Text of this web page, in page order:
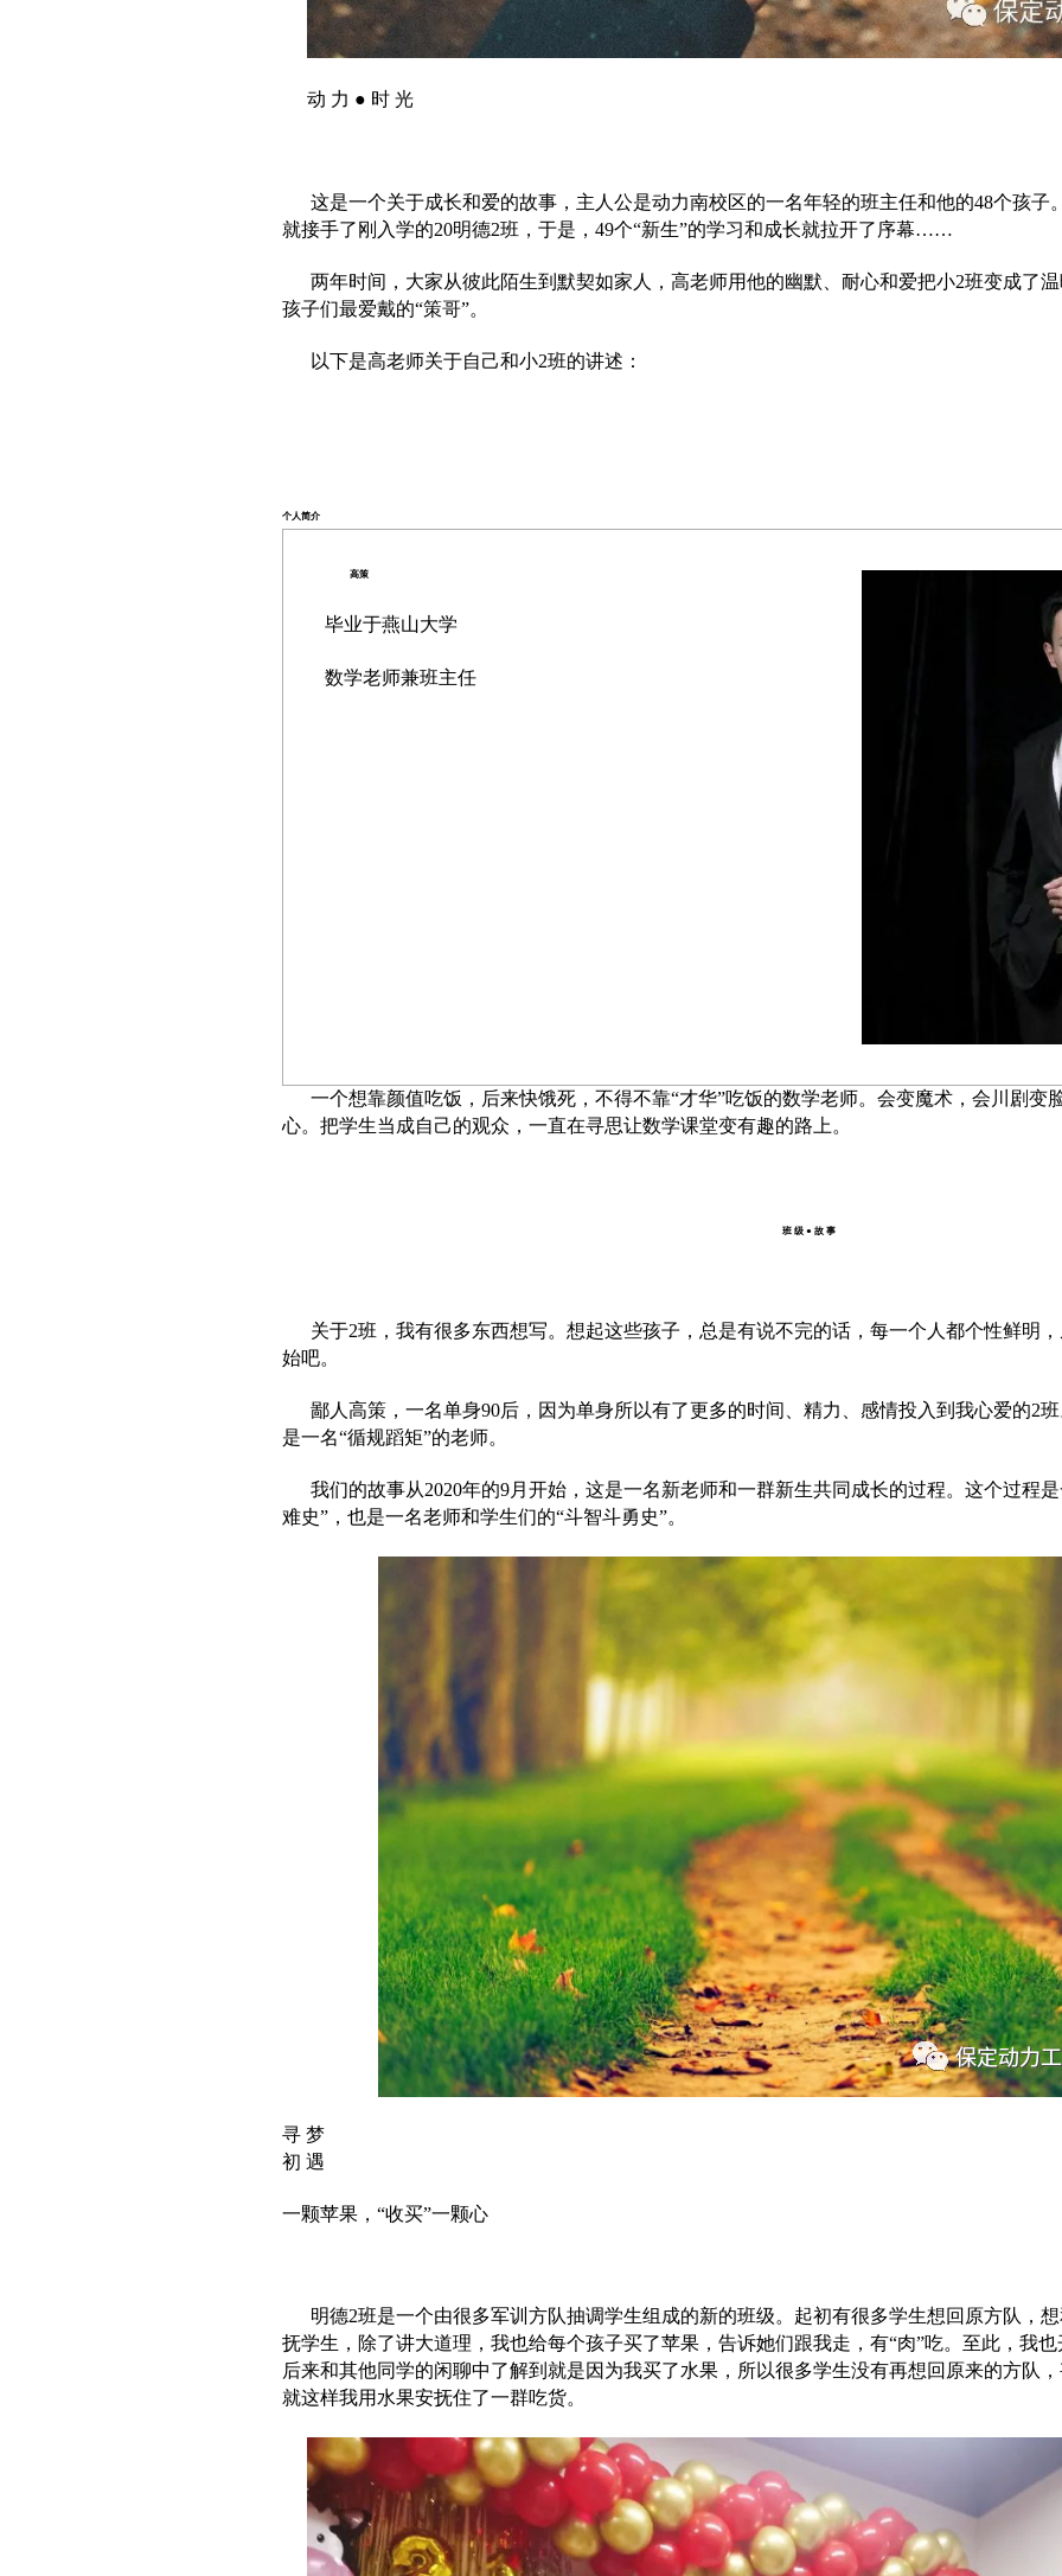
动 力 ● 时 光
这是一个关于成长和爱的故事，主人公是动力南校区的一名年轻的班主任和他的48个孩子
就接手了刚入学的20明德2班，于是，49个“新生”的学习和成长就拉开了序幕……
两年时间，大家从彼此陌生到默契如家人，高老师用他的幽默、耐心和爱把小2班变成了
孩子们最爱戴的“策哥”。
以下是高老师关于自己和小2班的讲述：
个人简介
高策
毕业于燕山大学
数学老师兼班主任
一个想靠颜值吃饭，后来快饿死，不得不靠“才华”吃饭的数学老师。会变魔术，会川剧变
心。把学生当成自己的观众，一直在寻思让数学课堂变有趣的路上。
班 级 ● 故 事
关于2班，我有很多东西想写。想起这些孩子，总是有说不完的话，每一个人都个性鲜明
始吧。
鄙人高策，一名单身90后，因为单身所以有了更多的时间、精力、感情投入到我心爱的2
是一名“循规蹈矩”的老师。
我们的故事从2020年的9月开始，这是一名新老师和一群新生共同成长的过程。这个过程
难史”，也是一名老师和学生们的“斗智斗勇史”。
寻 梦
初 遇
一颗苹果，“收买”一颗心
明德2班是一个由很多军训方队抽调学生组成的新的班级。起初有很多学生想回原方队，
抚学生，除了讲大道理，我也给每个孩子买了苹果，告诉她们跟我走，有“肉”吃。至此，我
后来和其他同学的闲聊中了解到就是因为我买了水果，所以很多学生没有再想回原来的方队
就这样我用水果安抚住了一群吃货。